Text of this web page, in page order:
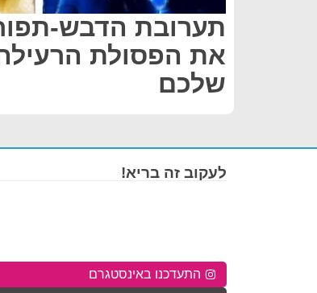
תערובת הדבש-
את הפסולת
שלכם
לעקוב זה בריא!
התעדכנו באינסטגרם